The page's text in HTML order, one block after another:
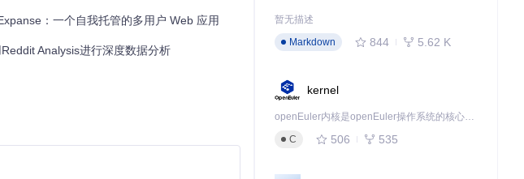
：一个自我托管的多用户 Web 应用
Analysis进行深度数据分析
暂无描述
Markdown
844 5.62 K
kernel
openEuler内核是openEuler操作系统的核心，既是系统性能与稳定性的基石，也是连接处理器、设备与服务的桥梁。
C
506 535